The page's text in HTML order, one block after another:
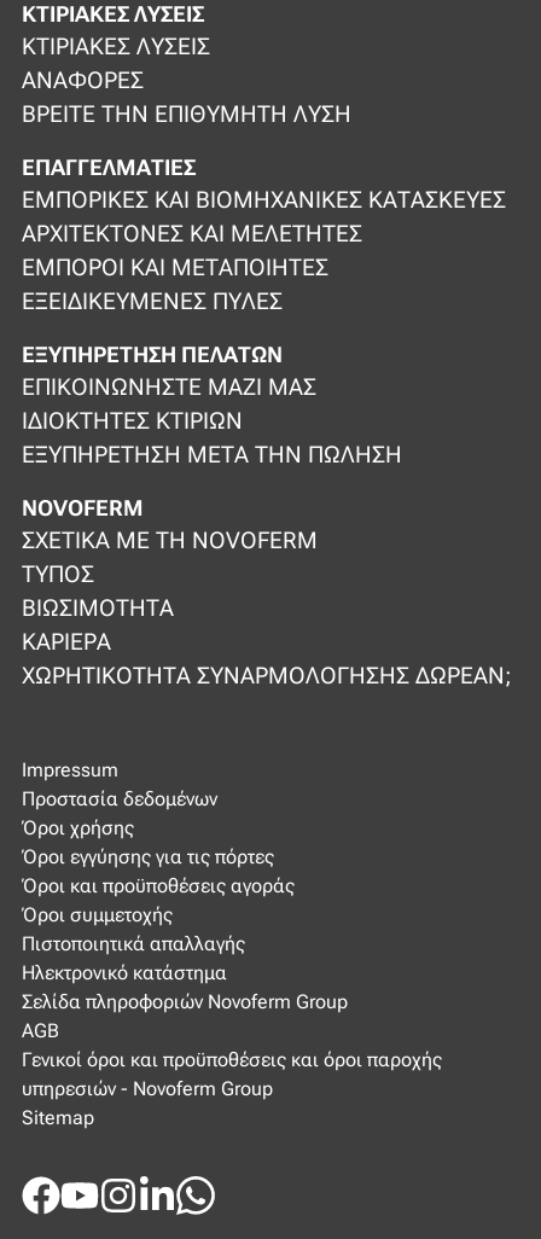
ΚΤΙΡΙΑΚΈΣ ΛΎΣΕΙΣ
ΚΤΙΡΙΑΚΈΣ ΛΎΣΕΙΣ
ΑΝΑΦΟΡΈΣ
ΒΡΕΊΤΕ ΤΗΝ ΕΠΙΘΥΜΗΤΉ ΛΎΣΗ
ΕΠΑΓΓΕΛΜΑΤΊΕΣ
ΕΜΠΟΡΙΚΈΣ ΚΑΙ ΒΙΟΜΗΧΑΝΙΚΈΣ ΚΑΤΑΣΚΕΥΈΣ
ΑΡΧΙΤΈΚΤΟΝΕΣ ΚΑΙ ΜΕΛΕΤΗΤΈΣ
ΈΜΠΟΡΟΙ ΚΑΙ ΜΕΤΑΠΟΙΗΤΈΣ
ΕΞΕΙΔΙΚΕΥΜΈΝΕΣ ΠΎΛΕΣ
ΕΞΥΠΗΡΈΤΗΣΗ ΠΕΛΑΤΏΝ
ΕΠΙΚΟΙΝΩΝΉΣΤΕ ΜΑΖΊ ΜΑΣ
ΙΔΙΟΚΤΉΤΕΣ ΚΤΙΡΊΩΝ
ΕΞΥΠΗΡΈΤΗΣΗ ΜΕΤΆ ΤΗΝ ΠΏΛΗΣΗ
NOVOFERM
ΣΧΕΤΙΚΆ ΜΕ ΤΗ NOVOFERM
ΤΎΠΟΣ
ΒΙΩΣΙΜΌΤΗΤΑ
ΚΑΡΙΈΡΑ
ΧΩΡΗΤΙΚΌΤΗΤΑ ΣΥΝΑΡΜΟΛΌΓΗΣΗΣ ΔΩΡΕΆΝ;
Facebook
YoutubeInstagram
LinkedInWhatsApp
Impressum
Προστασία δεδομένων
Όροι χρήσης
Όροι εγγύησης για τις πόρτες
Όροι και προϋποθέσεις αγοράς
Όροι συμμετοχής
Πιστοποιητικά απαλλαγής
Ηλεκτρονικό κατάστημα
Σελίδα πληροφοριών Novoferm Group
AGB
Γενικοί όροι και προϋποθέσεις και όροι παροχής
υπηρεσιών - Novoferm Group
Sitemap